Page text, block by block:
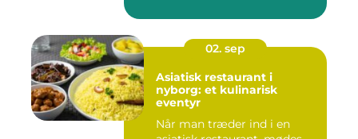
02. sep
Asiatisk restaurant i
nyborg: et kulinarisk
eventyr
Når man træder ind i en